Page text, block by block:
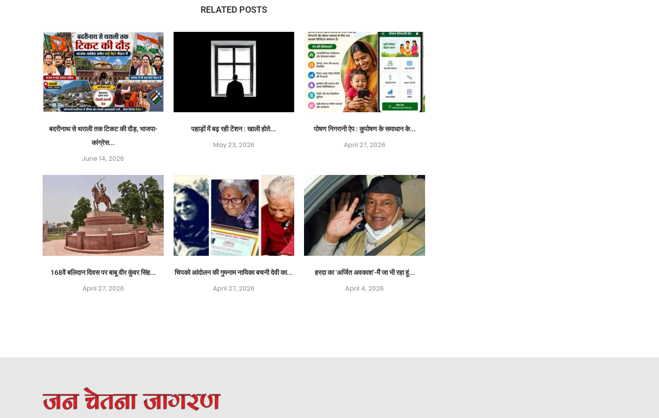
RELATED POSTS
बदरीनाथ से थराली तक टिकट की दौड़, भाजपा-
कांग्रेस...
June 14, 2026
पहाड़ों में बढ़ रही टेंशन : खाली होते...
May 23, 2026
पोषण निगरानी ऐप : कुपोषण के समाधान के...
April 27, 2026
168वें बलिदान दिवस पर बाबू वीर कुंवर सिंह...
April 27, 2026
चिपको आंदोलन की गुमनाम नायिका बचनी देवी का...
April 27, 2026
हरदा का ‘अर्जित अवकाश’-मैं जा भी रहा हूं...
April 4, 2026